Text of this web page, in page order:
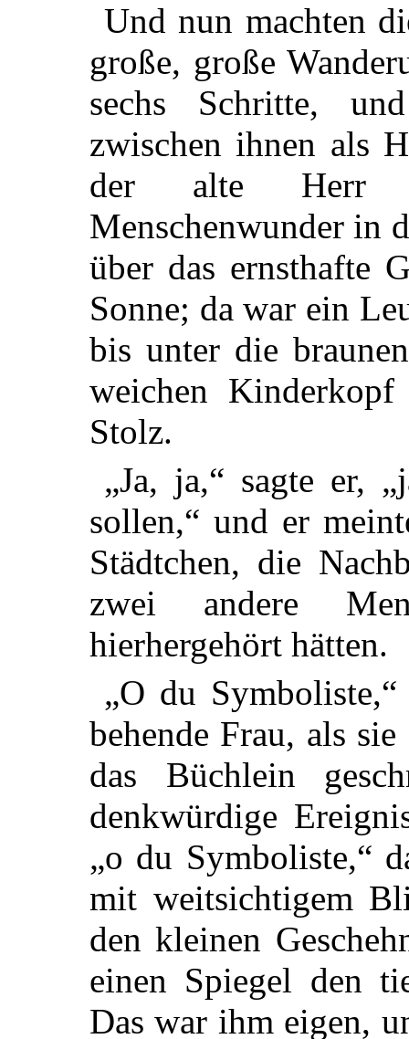
Und nun machten
große, große
sechs Schritte,
zwischen ihnen als
der alte Herr
Menschenwunder in
über das ernsthafte
Sonne; da war ein
bis unter die
weichen
Stolz.
„Ja, ja,“ sagte er,
sollen,“ und er
Städtchen, die
zwei andere
hierhergehört hätten.
„O du
behende Frau, als
das Büchlein
denkwürdige
„o du Symboliste,“
mit weitsichtigem
den kleinen
einen Spiegel den
Das war ihm eigen,